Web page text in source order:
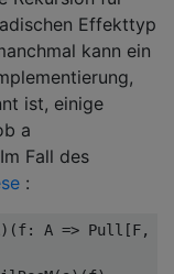
Effekttyp
kann ein
ist, einige
a
Fall des
:
)(f: A => Pull [F,